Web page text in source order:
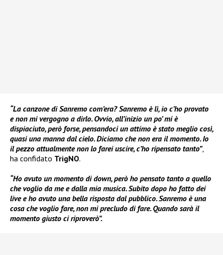
“La canzone di Sanremo com’era? Sanremo è lì, io c’ho provato
e non mi vergogno a dirlo. Ovvio, all’inizio un po’ mi è
dispiaciuto, però forse, pensandoci un attimo è stato meglio così,
quasi una manna dal cielo. Diciamo che non era il momento. Io
il pezzo attualmente non lo farei uscire, c’ho ripensato tanto”,
ha confidato TrigNO.
“Ho avuto un momento di down, però ho pensato tanto a quello
che voglio da me e dalla mia musica. Subito dopo ho fatto dei
live e ho avuto una bella risposta dal pubblico. Sanremo è una
cosa che voglio fare, non mi precludo di fare. Quando sarà il
momento giusto ci riproverò”.